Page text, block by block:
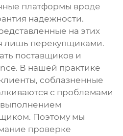
платформы вроде
надежности.
на этих
лишь перекупщиками.
поставщиков и
В нашей практике
соблазненные
с проблемами
Поэтому мы
проверке